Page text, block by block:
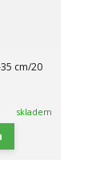
cm/20
skladem